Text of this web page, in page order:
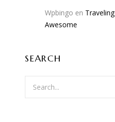
Wpbingo en
Awesome
SEARCH